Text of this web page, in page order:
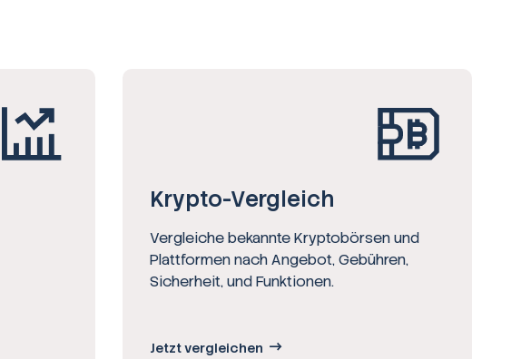
Krypto-Vergleich
Vergleiche bekannte Kryptobörsen und
Plattformen nach Angebot, Gebühren,
Sicherheit, und Funktionen.
Jetzt vergleichen